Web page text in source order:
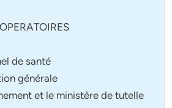
de santé
générale
et le ministère de tutelle